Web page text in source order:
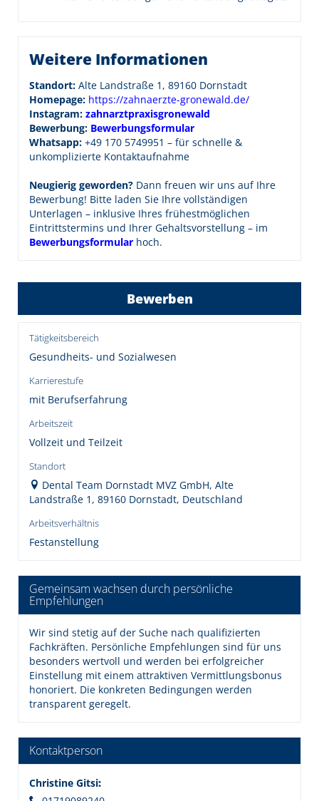
Weitere Informationen
Standort: Alte Landstraße 1, 89160 Dornstadt
Homepage: https://zahnaerzte-gronewald.de/
Instagram: zahnarztpraxisgronewald
Bewerbung: Bewerbungsformular
Whatsapp: +49 170 5749951 – für schnelle &
unkomplizierte Kontaktaufnahme
Neugierig geworden? Dann freuen wir uns auf Ihre
Bewerbung! Bitte laden Sie Ihre vollständigen
Unterlagen – inklusive Ihres frühestmöglichen
Eintrittstermins und Ihrer Gehaltsvorstellung – im
Bewerbungsformular hoch.
Bewerben
Tätigkeitsbereich
Gesundheits- und Sozialwesen
Karrierestufe
mit Berufserfahrung
Arbeitszeit
Vollzeit und Teilzeit
Standort
Dental Team Dornstadt MVZ GmbH, Alte
Landstraße 1, 89160 Dornstadt, Deutschland
Arbeitsverhältnis
Festanstellung
Gemeinsam wachsen durch persönliche
Empfehlungen
Wir sind stetig auf der Suche nach qualifizierten
Fachkräften. Persönliche Empfehlungen sind für uns
besonders wertvoll und werden bei erfolgreicher
Einstellung mit einem attraktiven Vermittlungsbonus
honoriert. Die konkreten Bedingungen werden
transparent geregelt.
Kontaktperson
Christine Gitsi: